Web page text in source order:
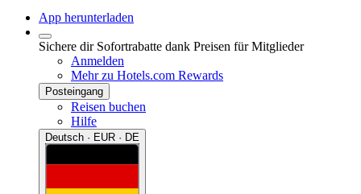
App herunterladen
Sichere dir Sofortrabatte dank Preisen für Mitglieder
Anmelden
Mehr zu Hotels.com Rewards
Posteingang
Reisen buchen
Hilfe
Deutsch · EUR · DE